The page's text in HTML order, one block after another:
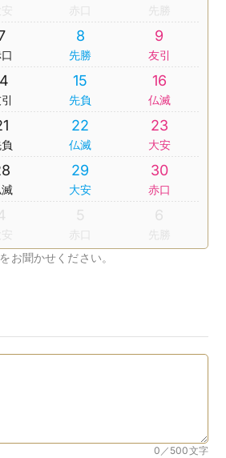
安 赤口 先勝
8
先勝
9
友引
15
先負
16
仏滅
22
仏滅
23
大安
29
大安
30
赤口
安
5
赤口
6
先勝
お聞かせください。
0／500文字